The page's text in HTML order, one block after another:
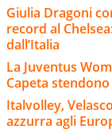
Giulia Dragoni
record al
dall’Italia
La Juventus
Capeta
Italvolley,
azzurra agli